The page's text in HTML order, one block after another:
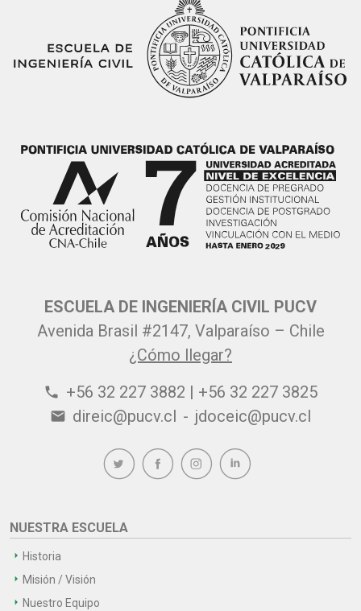
ESCUELA DE INGENIERÍA CIVIL PUCV
Avenida Brasil #2147, Valparaíso – Chile
¿Cómo llegar?
phone +56 32 227 3882 | +56 32 227 3825
email direic@pucv.cl - jdoceic@pucv.cl
NUESTRA ESCUELA
Historia
Misión / Visión
Nuestro Equipo